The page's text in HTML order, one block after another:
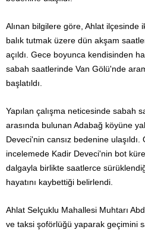
Alınan bilgilere göre, Ahlat ilçesinde
balık tutmak üzere dün akşam
açıldı. Gece boyunca kendisinden
sabah saatlerinde Van Gölü'nde
başlatıldı.
Yapılan çalışma neticesinde sabah
arasında bulunan Adabağ köyüne
Deveci'nin cansız bedenine
incelemede Kadir Deveci'nin bot
dalgayla birlikte saatlerce
hayatını kaybettiği belirlendi.
Ahlat Selçuklu Mahallesi Muhtarı
ve taksi şoförlüğü yaparak geçimini